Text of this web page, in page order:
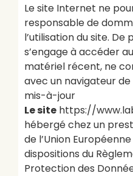
Le site Internet ne
responsable de
l’utilisation du site. De
s’engage à accéder
matériel récent, ne
avec un navigateur
mis-à-jour
Le site https://
hébergé chez un
de l’Union
dispositions du
Protection des